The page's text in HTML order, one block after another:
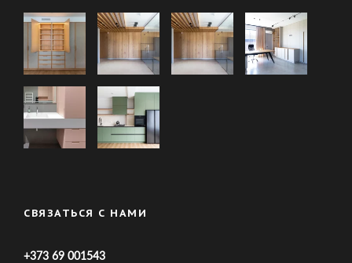
СВЯЗАТЬСЯ С НАМИ
+373 69 001543